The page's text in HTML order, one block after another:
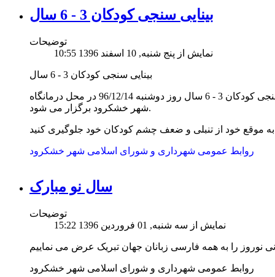
بینایی سنجی کودکان 3 - 6 سال
توضیحات
نمایش از پنج شنبه, 10 اسفند 1396 10:55
بینایی سنجی کودکان 3 - 6 سال
به اطلاع همشهریان عزیز می رساند بینایی سنجی کودکان 3 - 6 سال روز دوشنبه 96/12/14 در محل درمانگاه
شهر خشکرود برگزار می شود.
سال نو مبارک
توضیحات
نمایش از سه شنبه, 01 فروردين 1396 15:22
نوروز را به همه فارسی زبانان جهان تبریک عرض می نماییم
روابط عمومی شهرداری و شورای اسلامی شهر خشکرود